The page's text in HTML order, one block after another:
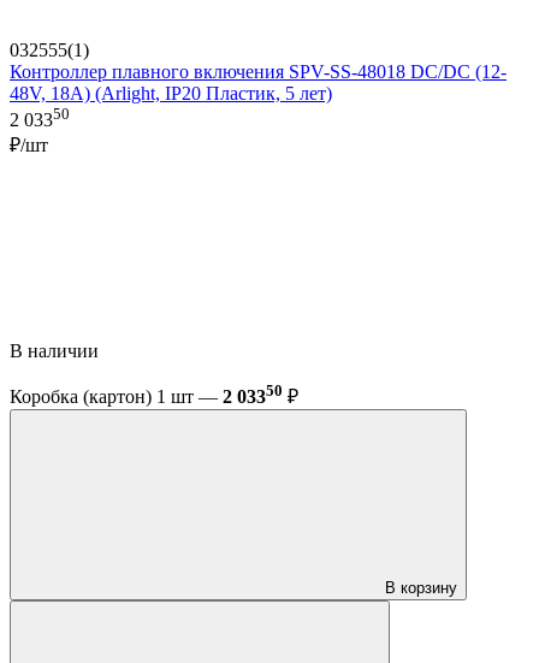
032555(1)
Контроллер плавного включения SPV-SS-48018 DC/DC (12-
48V, 18A) (Arlight, IP20 Пластик, 5 лет)
2 03350
₽/шт
В наличии
Коробка (картон) 1 шт — 2 03350 ₽
В корзину